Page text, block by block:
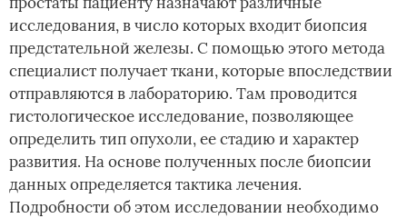
исследования, в число которых входит биопсия
предстательной железы. С помощью этого метода
специалист получает ткани, которые впоследствии
отправляются в лабораторию. Там проводится
гистологическое исследование, позволяющее
определить тип опухоли, ее стадию и характер
развития. На основе полученных после биопсии
данных определяется тактика лечения.
Подробности об этом исследовании необходимо